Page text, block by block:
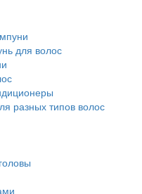
для волос
разных типов волос